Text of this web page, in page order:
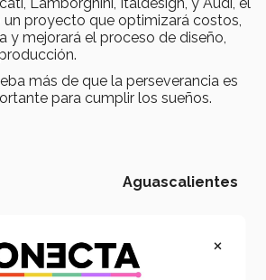
Lamborghini, Italdesign, y Audi, él
proyecto que optimizará costos,
y mejorará el proceso de diseño,
más de que la perseverancia es
para cumplir los sueños.
Aguascalientes
Ingeniería y Ciencias
×